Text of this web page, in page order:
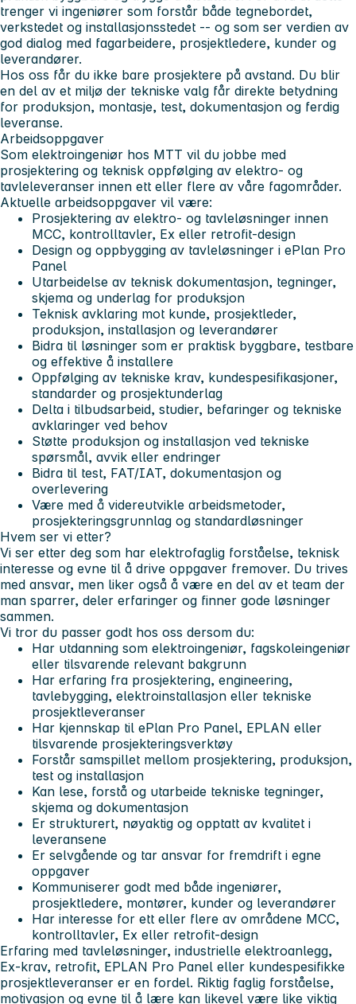
trenger vi ingeniører som forstår både tegnebordet,
verkstedet og installasjonsstedet -- og som ser verdien av
god dialog med fagarbeidere, prosjektledere, kunder og
leverandører.
Hos oss får du ikke bare prosjektere på avstand. Du blir
en del av et miljø der tekniske valg får direkte betydning
for produksjon, montasje, test, dokumentasjon og ferdig
leveranse.
Arbeidsoppgaver
Som elektroingeniør hos MTT vil du jobbe med
prosjektering og teknisk oppfølging av elektro- og
tavleleveranser innen ett eller flere av våre fagområder.
Aktuelle arbeidsoppgaver vil være:
Prosjektering av elektro- og tavleløsninger innen
MCC, kontrolltavler, Ex eller retrofit-design
Design og oppbygging av tavleløsninger i ePlan Pro
Panel
Utarbeidelse av teknisk dokumentasjon, tegninger,
skjema og underlag for produksjon
Teknisk avklaring mot kunde, prosjektleder,
produksjon, installasjon og leverandører
Bidra til løsninger som er praktisk byggbare, testbare
og effektive å installere
Oppfølging av tekniske krav, kundespesifikasjoner,
standarder og prosjektunderlag
Delta i tilbudsarbeid, studier, befaringer og tekniske
avklaringer ved behov
Støtte produksjon og installasjon ved tekniske
spørsmål, avvik eller endringer
Bidra til test, FAT/IAT, dokumentasjon og
overlevering
Være med å videreutvikle arbeidsmetoder,
prosjekteringsgrunnlag og standardløsninger
Hvem ser vi etter?
Vi ser etter deg som har elektrofaglig forståelse, teknisk
interesse og evne til å drive oppgaver fremover. Du trives
med ansvar, men liker også å være en del av et team der
man sparrer, deler erfaringer og finner gode løsninger
sammen.
Vi tror du passer godt hos oss dersom du:
Har utdanning som elektroingeniør, fagskoleingeniør
eller tilsvarende relevant bakgrunn
Har erfaring fra prosjektering, engineering,
tavlebygging, elektroinstallasjon eller tekniske
prosjektleveranser
Har kjennskap til ePlan Pro Panel, EPLAN eller
tilsvarende prosjekteringsverktøy
Forstår samspillet mellom prosjektering, produksjon,
test og installasjon
Kan lese, forstå og utarbeide tekniske tegninger,
skjema og dokumentasjon
Er strukturert, nøyaktig og opptatt av kvalitet i
leveransene
Er selvgående og tar ansvar for fremdrift i egne
oppgaver
Kommuniserer godt med både ingeniører,
prosjektledere, montører, kunder og leverandører
Har interesse for ett eller flere av områdene MCC,
kontrolltavler, Ex eller retrofit-design
Erfaring med tavleløsninger, industrielle elektroanlegg,
Ex-krav, retrofit, EPLAN Pro Panel eller kundespesifikke
prosjektleveranser er en fordel. Riktig faglig forståelse,
motivasjon og evne til å lære kan likevel være like viktig